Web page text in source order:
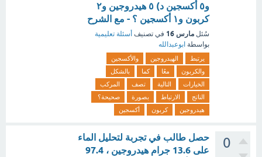
و٥ أكسجين د) ٥ هيدروجين و٢
كربون و١ أكسجين ؟ - مع الشرح
سُئل مارس 16 في تصنيف أسئلة تعليمية
بواسطة ابوعبدالله
يرتبط الهيدروجين
والأكسجين
والكربون
معًا كما
بالشكل
الخيارات
التالية تصف
المركب
الناتج
الارتباط بصورة
صحيحة؟
هيدروجين
كربون أكسجين
0
حصل طالب في تجربة لتحليل الماء
على 13.6 جرام هيدروجين ، 97.4